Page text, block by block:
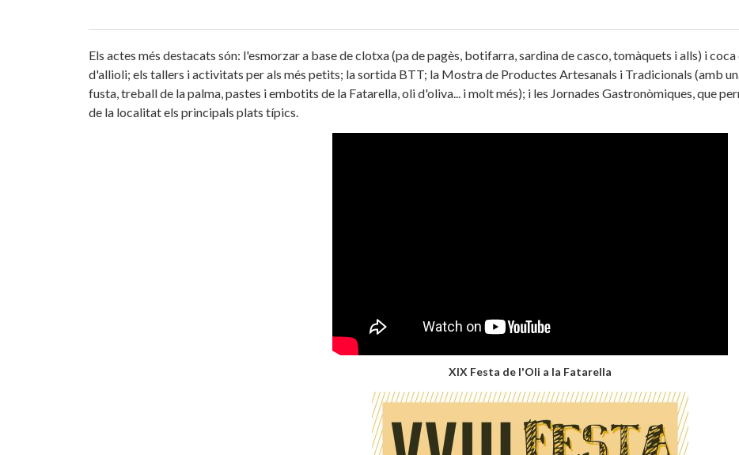
Els actes més destacats són: l'esmorzar a base de clotxa (pa de pagès, botifarra, sardina de casco, tomàquets i alls) i
d'allioli; els tallers i activitats per als més petits; la sortida BTT; la Mostra de Productes Artesanals i Tradicionals (amb
fusta, treball de la palma, pastes i embotits de la Fatarella, oli d'oliva... i molt més); i les Jornades Gastronòmiques, que
de la localitat els principals plats típics.
XIX Festa de l'Oli a la Fatarella